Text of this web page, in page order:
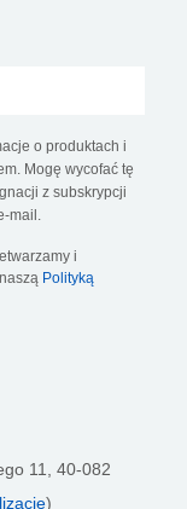
o produktach i
Mogę wycofać tę
z subskrypcji
mail.
i
Polityką
11, 40-082
)